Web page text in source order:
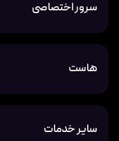
سرور اختصاصی
هاست
سایر خدمات